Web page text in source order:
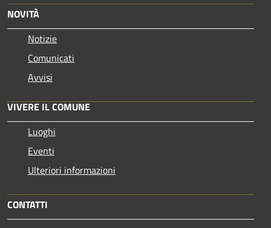
NOVITÀ
Notizie
Comunicati
Avvisi
VIVERE IL COMUNE
Luoghi
Eventi
Ulteriori informazioni
CONTATTI